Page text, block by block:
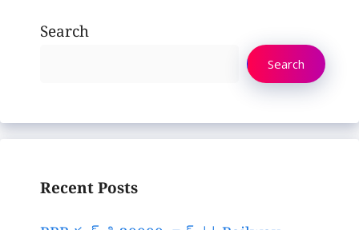
Search
Search
Recent Posts